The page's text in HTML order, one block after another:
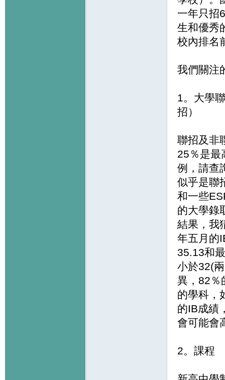
一年只招
生和優秀
校內排名
我們關注
1。大學
招）
聯招及非
25％是最
例，請查
似乎是聯
和一些
的大學錄
結果，我
年五月的
35.13和
小於32(
異，82％
的學科，
的IB成績
會可能會
2。課程